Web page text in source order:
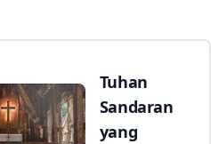
Tuhan
Sandaran
yang